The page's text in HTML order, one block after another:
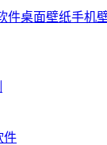
件桌面壁纸手机
件